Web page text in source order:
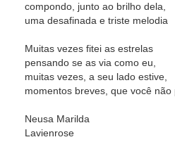
compondo, junto ao brilho dela,
uma desafinada e triste melodia
Muitas vezes fitei as estrelas
pensando se as via como eu,
muitas vezes, a seu lado estive,
momentos breves, que você não
Neusa Marilda
Lavienrose